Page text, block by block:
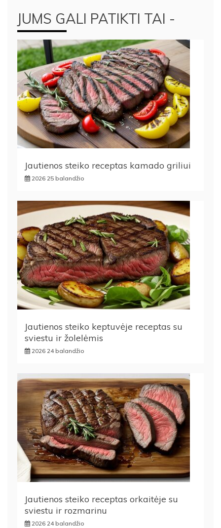
JUMS GALI PATIKTI TAI -
Jautienos steiko receptas kamado griliui
2026 25 balandžio
Jautienos steiko keptuvėje receptas su
sviestu ir žolelėmis
2026 24 balandžio
Jautienos steiko receptas orkaitėje su
sviestu ir rozmarinu
2026 24 balandžio